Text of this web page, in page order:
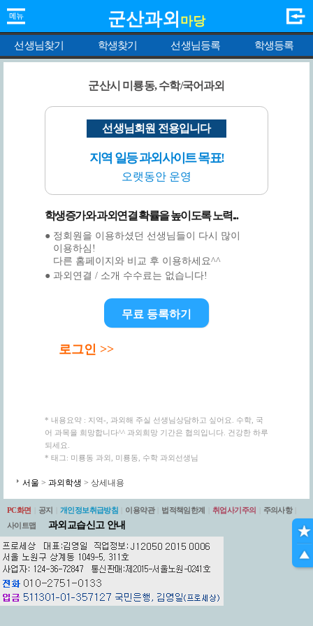
군산과외 마당
선생님찾기 학생찾기 선생님등록 학생등록
군산시 미룡동, 수학/국어과외
선생님회원 전용입니다
지역 일등 과외사이트 목표!
오랫동안 운영
학생증가와 과외연결 확률을 높이도록 노력...
● 정회원을 이용하셨던 선생님들이 다시 많이
이용하심!
다른 홈페이지와 비교 후 이용하세요^^
● 과외연결 / 소개 수수료는 없습니다!
무료 등록하기
로그인 >>
* 내용요약 : 지역-, 과외해 주실 선생님상담하고 싶어요. 수학, 국
어 과목을 희망합니다^^ 과외희망 기간은 협의입니다. 건강한 하루
되세요.
* 태그: 미룡동 과외, 미룡동, 수학 과외선생님
서울 > 과외학생 > 상세내용
PC화면 공지 개인정보취급방침 이용약관 법적책임한계 취업사기주의 주의사항
사이트맵
과외교습신고 안내